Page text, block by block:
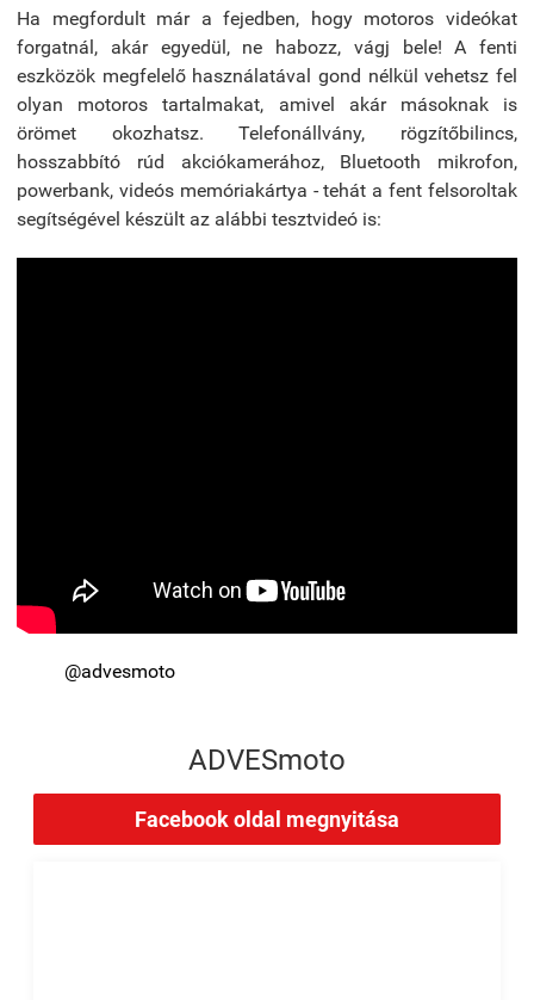
Ha megfordult már a fejedben, hogy motoros videókat
forgatnál, akár egyedül, ne habozz, vágj bele! A fenti
eszközök megfelelő használatával gond nélkül vehetsz fel
olyan motoros tartalmakat, amivel akár másoknak is
örömet okozhatsz. Telefonállvány, rögzítőbilincs,
hosszabbító rúd akciókamerához, Bluetooth mikrofon,
powerbank, videós memóriakártya - tehát a fent felsoroltak
segítségével készült az alábbi tesztvideó is:
@advesmoto
ADVESmoto
Facebook oldal megnyitása